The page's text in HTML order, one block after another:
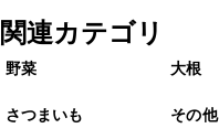
関連カテゴリ
野菜 大根
さつまいも
その他